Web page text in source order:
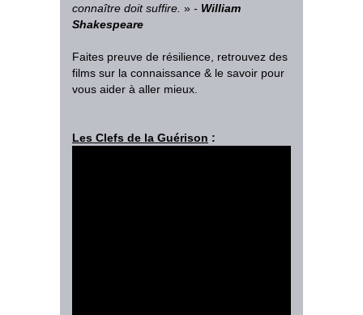
connaître doit suffire. » - William
Shakespeare
Faites preuve de résilience, retrouvez des
films sur la connaissance & le savoir pour
vous aider à aller mieux.
Les Clefs de la Guérison :